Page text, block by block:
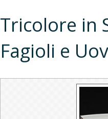
Tricolore in
Fagioli e